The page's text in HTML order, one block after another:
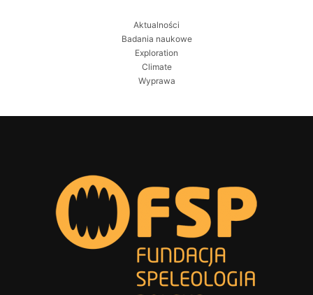
Aktualności
Badania naukowe
Exploration
Climate
Wyprawa